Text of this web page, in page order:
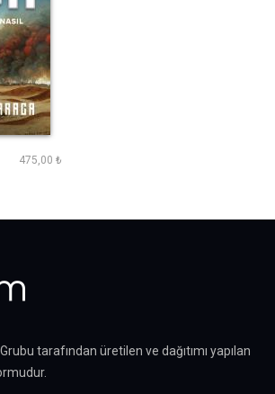
475,00 ₺
tarafından üretilen ve dağıtımı yapılan